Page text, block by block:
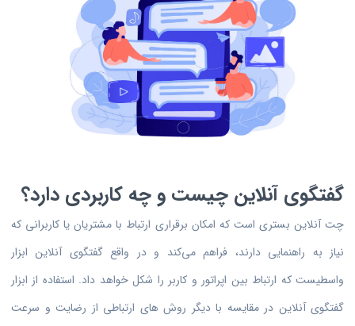
گفتگوی آنلاین چیست و چه کاربردی دارد؟
چت آنلاین بستری است که امکان برقراری ارتباط با مشتریان یا کاربرانی که
نیاز به راهنمایی دارند، فراهم می‌کند و در واقع گفتگوی آنلاین ابزار
واسطیست که ارتباط بین اپراتور و کاربر را شکل خواهد داد. استفاده از ابزار
گفتگوی آنلاین در مقایسه با دیگر روش های ارتباطی از رضایت و سرعت